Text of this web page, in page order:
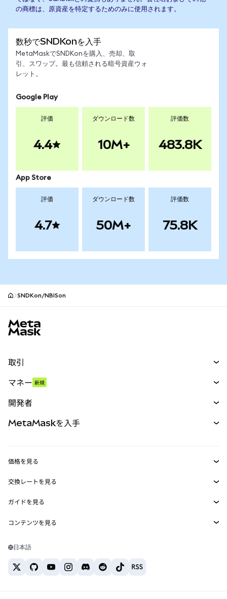
の商標は、原資産を特定するためのみに使用されます。
数秒でSNDKonを入手
MetaMaskでSNDKonを購入、売却、取
引、スワップ。最も信頼される暗号資産ウォ
レット。
Google Play
評価
4.4
ダウンロード数
10M+
評価数
483.8K
App Store
評価
4.7
ダウンロード数
50M+
評価数
75.8K
SNDKon/NBISon
取引
パーペチュアル
RWA
マネー 新規
開発者
MetaMask Connect
Snaps
Web3サービス
MetaMaskを入手
セキュリティ
サポート
キャリア
お問い合わせ
価格を見る
イーサリアムの価格
Solanaの価格
Tetherの価格
交換レートを見る
ETH→USD
USDT→INR
BTC→INR
ETH→USDT
ガイドを見る
ETHの購入
USDTの購入
コンテンツを見る
Solanaウォレット
日本語